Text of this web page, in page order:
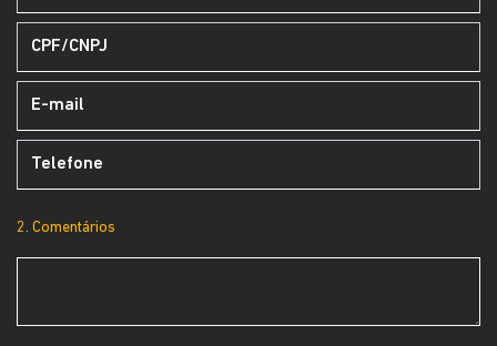
2. Comentários